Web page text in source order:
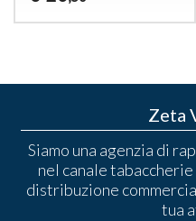
Zeta
Siamo una agenzia di
nel canale
distribuzione
tua